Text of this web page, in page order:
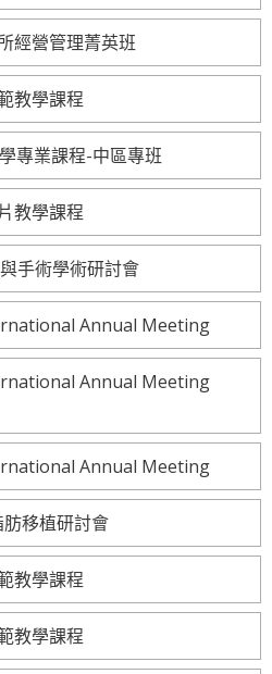
經營管理菁英班
教學課程
專業課程-中區專班
教學課程
手術學術研討會
Annual Meeting
Annual Meeting
Annual Meeting
移植研討會
教學課程
教學課程